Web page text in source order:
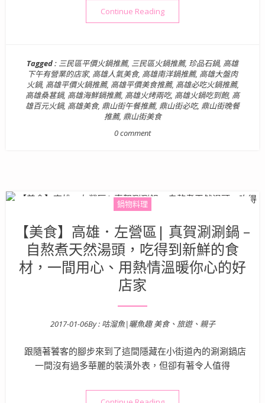
Continue Reading“【高雄美食】珍品石鍋 – 季
Tagged : 三民區平價火鍋推薦, 三民區火鍋推薦, 珍品石鍋, 高雄
下午有營業的店家, 高雄人氣美食, 高雄南洋鍋推薦, 高雄大盤肉
火鍋, 高雄平價火鍋推薦, 高雄平價美食推薦, 高雄必吃火鍋推薦,
高雄桑葚鍋, 高雄海鮮鍋推薦, 高雄火烤兩吃, 高雄火鍋吃到飽, 高
雄百元火鍋, 高雄美食, 鼎山街午餐推薦, 鼎山街必吃, 鼎山街晚餐
推薦, 鼎山街美食
0 comment
鍋物料理
【美食】高雄．左營區| 真賀涮涮鍋 –
自熬煮天然湯頭，吃得到新鮮的食
材，一間用心、用熱情溫暖你心的好
店家
Posted on
2017-01-06By : 咕溜魚|曬魚趣 美食、旅遊、親子
跟隨著饕客的腳步來到了這間隱藏在小街道內的涮涮鍋店
一間沒有過多華麗的裝潢外表，但卻有著令人值得